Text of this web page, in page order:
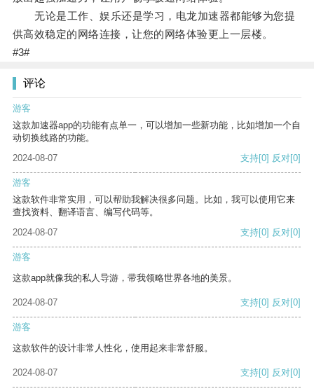
无论是工作、娱乐还是学习，电龙加速器都能够为您提
供高效稳定的网络连接，让您的网络体验更上一层楼。
#3#
评论
游客
这款加速器app的功能有点单一，可以增加一些新功能，比如增加一个自
动切换线路的功能。
2024-08-07
支持[0] 反对[0]
游客
这款软件非常实用，可以帮助我解决很多问题。比如，我可以使用它来
查找资料、翻译语言、编写代码等。
2024-08-07
支持[0] 反对[0]
游客
这款app就像我的私人导游，带我领略世界各地的美景。
2024-08-07 支持[0] 反对[0]
游客
这款软件的设计非常人性化，使用起来非常舒服。
2024-08-07 支持[0] 反对[0]